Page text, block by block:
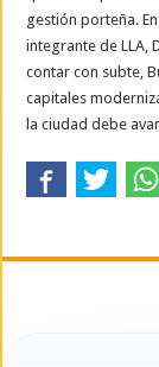
gestión porteña.
integrante de LLA,
contar con subte,
capitales
la ciudad debe